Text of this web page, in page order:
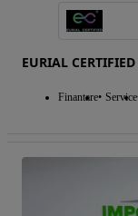
EURIAL CERTIFIED
Finantare Service